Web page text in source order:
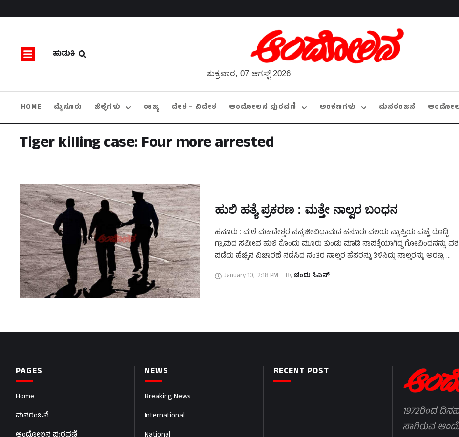
ಹುಡುಕಿ
ಶುಕ್ರವಾರ, 07 ಆಗಸ್ಟ್ 2026
HOME ಮೈಸೂರು ಜಿಲ್ಲೆಗಳು ರಾಜ್ಯ ದೇಶ – ವಿದೇಶ ಆಂದೋಲನ ಪುರವಣಿ ಅಂಕಣಗಳು ಮನರಂಜನೆ
Tiger killing case: Four more arrested
ಹುಲಿ ಹತ್ಯೆ ಪ್ರಕರಣ : ಮತ್ತೇ ನಾಲ್ವರ ಬಂಧನ
ಹನೂರು : ಮಲೆ ಮಹದೇಶ್ವರ ವನ್ಯಜೀವಿಧಾಮದ ಹನೂರು ವಲಯ ವ್ಯಾಪ್ತಿಯ ಪಚ್ಚೆ ದೊಡ್ಡಿ
ಗ್ರಾಮದ ಸಮೀಪ ಹುಲಿ ಕೊಂದು ಮೂರು ತುಂಡು ಮಾಡಿ ನಾಪತ್ತೆಯಾಗಿದ್ದ ಗೋವಿಂದನನ್ನು
ಪಡೆದು ಹೆಚ್ಚಿನ ವಿಚಾರಣೆ ನಡೆಸಿದ ನಂತರ ನಾಲ್ವರ ಹೆಸರನ್ನು ತಿಳಿಸಿದ್ದು ನಾಲ್ವರನ್ನು ಅರಣ್ಯ …
January 10, 2:18 PM By ಚಂದು ಸಿಎನ್
PAGES
Home
ಮನರಂಜನೆ
NEWS
Breaking News
International
RECENT POST
1972ರಿಂದ
ಸಾಗಿರುವ